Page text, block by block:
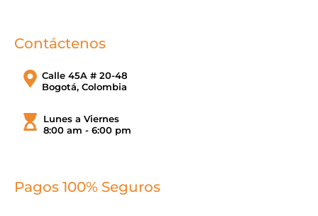
Contáctenos
Calle 45A # 20-48
Bogotá, Colombia
Lunes a Viernes
8:00 am - 6:00 pm
Pagos 100% Seguros